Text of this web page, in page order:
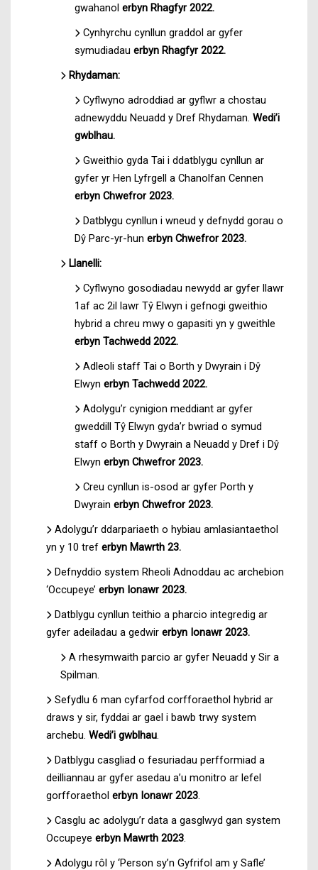
gwahanol erbyn Rhagfyr 2022.
Cynhyrchu cynllun graddol ar gyfer
symudiadau erbyn Rhagfyr 2022.
Rhydaman:
Cyflwyno adroddiad ar gyflwr a chostau
adnewyddu Neuadd y Dref Rhydaman. Wedi’i
gwblhau.
Gweithio gyda Tai i ddatblygu cynllun ar
gyfer yr Hen Lyfrgell a Chanolfan Cennen
erbyn Chwefror 2023.
Datblygu cynllun i wneud y defnydd gorau o
Dŷ Parc-yr-hun erbyn Chwefror 2023.
Llanelli:
Cyflwyno gosodiadau newydd ar gyfer llawr
1af ac 2il lawr Tŷ Elwyn i gefnogi gweithio
hybrid a chreu mwy o gapasiti yn y gweithle
erbyn Tachwedd 2022.
Adleoli staff Tai o Borth y Dwyrain i Dŷ
Elwyn erbyn Tachwedd 2022.
Adolygu’r cynigion meddiant ar gyfer
gweddill Tŷ Elwyn gyda’r bwriad o symud
staff o Borth y Dwyrain a Neuadd y Dref i Dŷ
Elwyn erbyn Chwefror 2023.
Creu cynllun is-osod ar gyfer Porth y
Dwyrain erbyn Chwefror 2023.
Adolygu’r ddarpariaeth o hybiau amlasiantaethol
yn y 10 tref erbyn Mawrth 23.
Defnyddio system Rheoli Adnoddau ac archebion
‘Occupeye’ erbyn Ionawr 2023.
Datblygu cynllun teithio a pharcio integredig ar
gyfer adeiladau a gedwir erbyn Ionawr 2023.
A rhesymwaith parcio ar gyfer Neuadd y Sir a
Spilman.
Sefydlu 6 man cyfarfod corfforaethol hybrid ar
draws y sir, fyddai ar gael i bawb trwy system
archebu. Wedi’i gwblhau.
Datblygu casgliad o fesuriadau perfformiad a
deilliannau ar gyfer asedau a’u monitro ar lefel
gorfforaethol erbyn Ionawr 2023.
Casglu ac adolygu’r data a gasglwyd gan system
Occupeye erbyn Mawrth 2023.
Adolygu rôl y ‘Person sy’n Gyfrifol am y Safle’